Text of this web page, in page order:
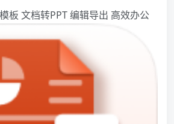
板 文档转PPT 编辑导出 高效办公